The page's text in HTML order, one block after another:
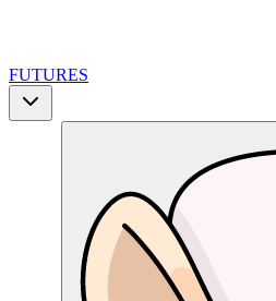
FUTURES